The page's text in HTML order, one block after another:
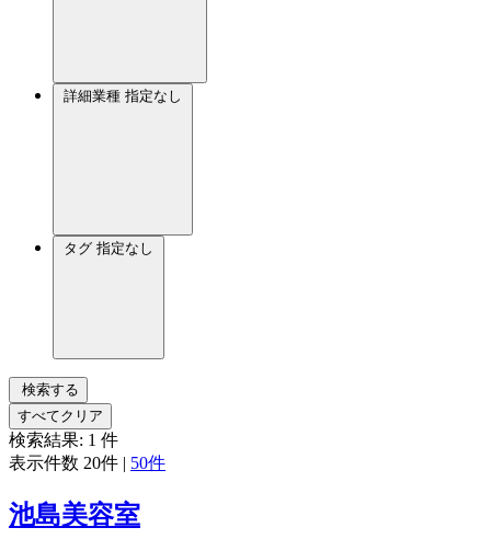
詳細業種 指定なし
タグ 指定なし
検索する
すべてクリア
検索結果: 1 件
表示件数 20件 | 50件
池島美容室